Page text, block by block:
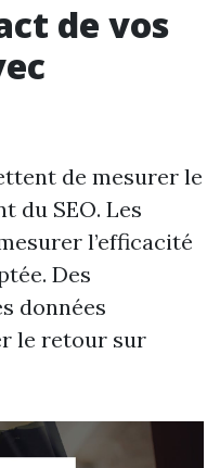
de vos
de mesurer le
du SEO. Les
l’efficacité
Des
données
le retour sur